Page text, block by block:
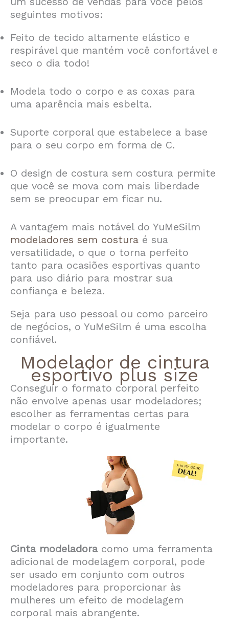
seguintes motivos:
Feito de tecido altamente elástico e
respirável que mantém você confortável e
seco o dia todo!
Modela todo o corpo e as coxas para
uma aparência mais esbelta.
Suporte corporal que estabelece a base
para o seu corpo em forma de C.
O design de costura sem costura permite
que você se mova com mais liberdade
sem se preocupar em ficar nu.
A vantagem mais notável do YuMeSilm
modeladores sem costura é sua
versatilidade, o que o torna perfeito
tanto para ocasiões esportivas quanto
para uso diário para mostrar sua
confiança e beleza.
Seja para uso pessoal ou como parceiro
de negócios, o YuMeSilm é uma escolha
confiável.
Modelador de cintura
esportivo plus size
Conseguir o formato corporal perfeito
não envolve apenas usar modeladores;
escolher as ferramentas certas para
modelar o corpo é igualmente
importante.
Cinta modeladoracomo uma ferramenta
adicional de modelagem corporal, pode
ser usado em conjunto com outros
modeladores para proporcionar às
mulheres um efeito de modelagem
corporal mais abrangente.